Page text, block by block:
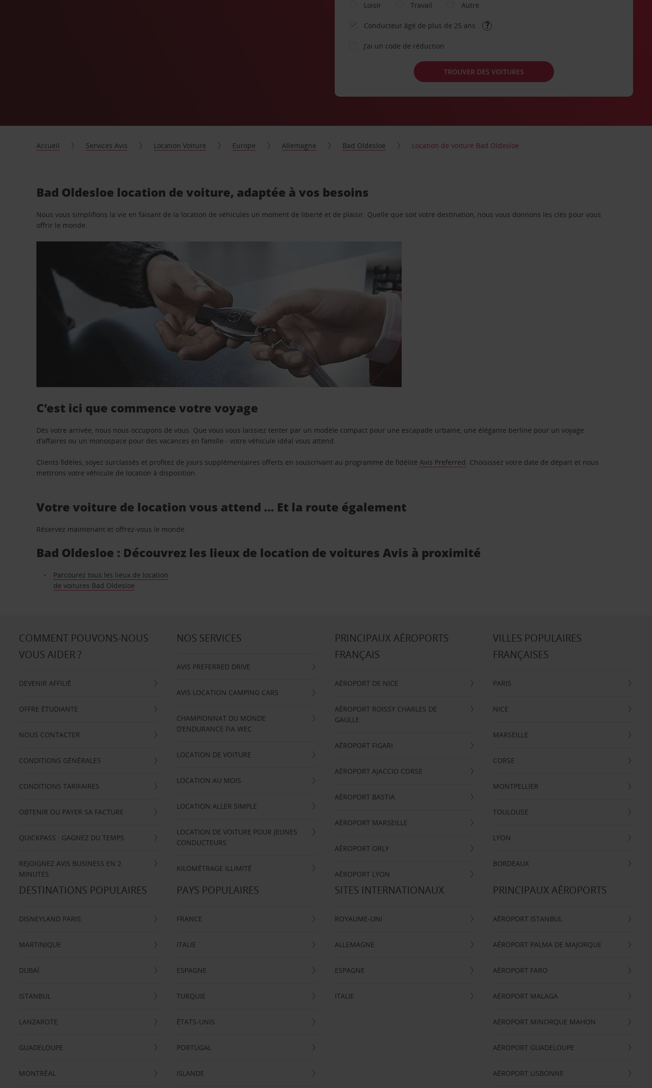
Loisir
Travail Autre
Conducteur âgé de plus de 25 ans
J’ai un code de réduction
TROUVER DES VOITURES
Accueil Services Avis Location Voiture Europe Allemagne Bad Oldesloe Location de voiture Bad Oldesloe
Bad Oldesloe location de voiture, adaptée à vos besoins
Nous vous simplifions la vie en faisant de la location de véhicules un moment de liberté et de plaisir. Quelle que soit votre destination, nous vous donnons les clés pour vous
offrir le monde.
C’est ici que commence votre voyage
Dès votre arrivée, nous nous occupons de vous. Que vous vous laissiez tenter par un modèle compact pour une escapade urbaine, une élégante berline pour un voyage
d’affaires ou un monospace pour des vacances en famille - votre véhicule idéal vous attend.
Clients fidèles, soyez surclassés et profitez de jours supplémentaires offerts en souscrivant au programme de fidélitéAvis Preferred. Choisissez votre date de départ et nous
mettrons votre véhicule de location à disposition.
Votre voiture de location vous attend … Et la route également
Réservez maintenant et offrez-vous le monde.
Bad Oldesloe : Découvrez les lieux de location de voitures Avis à proximité
Parcourez tous les lieux de location
de voitures Bad Oldesloe
COMMENT POUVONS-NOUS
VOUS AIDER ?
DEVENIR AFFILIÉ
OFFRE ÉTUDIANTE
NOUS CONTACTER
CONDITIONS GÉNÉRALES
CONDITIONS TARIFAIRES
OBTENIR OU PAYER SA FACTURE
QUICKPASS : GAGNEZ DU TEMPS
REJOIGNEZ AVIS BUSINESS EN 2
MINUTES
NOS SERVICES
AVIS PREFERRED DRIVE
AVIS LOCATION CAMPING CARS
CHAMPIONNAT DU MONDE
D’ENDURANCE FIA WEC
LOCATION DE VOITURE
LOCATION AU MOIS
LOCATION ALLER SIMPLE
LOCATION DE VOITURE POUR JEUNES
CONDUCTEURS
KILOMÉTRAGE ILLIMITÉ
PRINCIPAUX AÉROPORTS
FRANÇAIS
AÉROPORT DE NICE
AÉROPORT ROISSY CHARLES DE
GAULLE
AÉROPORT FIGARI
AÉROPORT AJACCIO CORSE
AÉROPORT BASTIA
AÉROPORT MARSEILLE
AÉROPORT ORLY
AÉROPORT LYON
VILLES POPULAIRES
FRANÇAISES
PARIS
NICE
MARSEILLE
CORSE
MONTPELLIER
TOULOUSE
LYON
BORDEAUX
DESTINATIONS POPULAIRES
DISNEYLAND PARIS
MARTINIQUE
DUBAÏ
ISTANBUL
LANZAROTE
GUADELOUPE
MONTRÉAL
PAYS POPULAIRES
FRANCE
ITALIE
ESPAGNE
TURQUIE
ÉTATS-UNIS
PORTUGAL
ISLANDE
SITES INTERNATIONAUX
ROYAUME-UNI
ALLEMAGNE
ESPAGNE
ITALIE
PRINCIPAUX AÉROPORTS
AÉROPORT ISTANBUL
AÉROPORT PALMA DE MAJORQUE
AÉROPORT FARO
AÉROPORT MALAGA
AÉROPORT MINORQUE MAHON
AÉROPORT GUADELOUPE
AÉROPORT LISBONNE